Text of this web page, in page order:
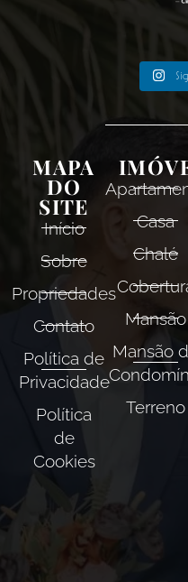
MAPA
DO
SITE
Início
Sobre
Propriedades
Contato
Política de
Privacidade
Política
de
Cookies
Casa
Chalé
Mansão
Mansão
Terreno